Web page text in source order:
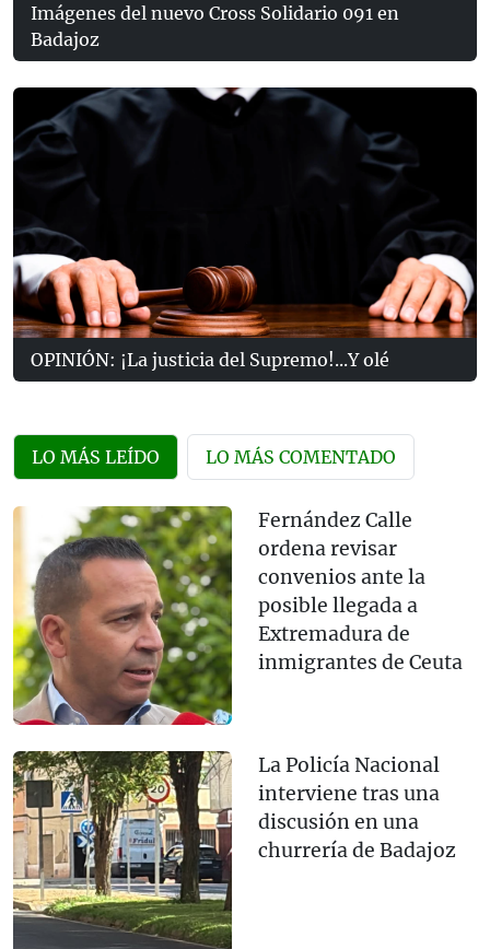
Imágenes del nuevo Cross Solidario 091 en
Badajoz
OPINIÓN: ¡La justicia del Supremo!...Y olé
LO MÁS LEÍDO LO MÁS COMENTADO
Fernández Calle
ordena revisar
convenios ante la
posible llegada a
Extremadura de
inmigrantes de Ceuta
La Policía Nacional
interviene tras una
discusión en una
churrería de Badajoz